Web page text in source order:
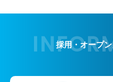
採用・オープ